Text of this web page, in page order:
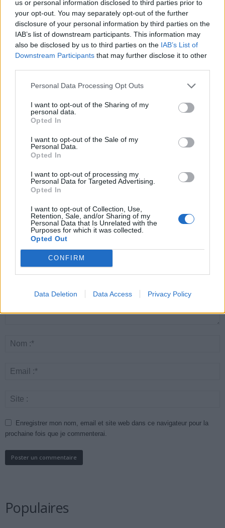
us or personal information disclosed to third parties prior to
your opt-out. You may separately opt-out of the further
disclosure of your personal information by third parties on the
IAB’s list of downstream participants. This information may
also be disclosed by us to third parties on the IAB’s List of
Downstream Participants that may further disclose it to other
Personal Data Processing Opt Outs
I want to opt-out of the Sharing of my
personal data.
Opted In
I want to opt-out of the Sale of my
Personal Data.
Opted In
I want to opt-out of processing my
Personal Data for Targeted Advertising.
Opted In
I want to opt-out of Collection, Use,
Retention, Sale, and/or Sharing of my
Personal Data that Is Unrelated with the
Purposes for which it was collected.
Opted Out
CONFIRM
Data Deletion Data Access Privacy Policy
essentiels des
cardiologues pour
éviter le danger
attention à la pénurie de
lunettes de sécurité
révolutionnaire pour
combattre le cancer
buccal
LAISSER UN COMMENTAIRE
Enregistrer mon nom, email et site web dans ce navigateur pour la
prochaine fois que je commenterai.
Populaires